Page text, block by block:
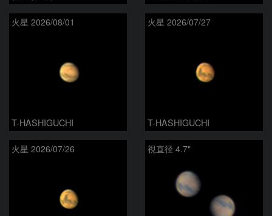
火星 2026/08/01
T-HASHIGUCHI
火星 2026/07/27
T-HASHIGUCHI
火星 2026/07/26 視直径 4.7"